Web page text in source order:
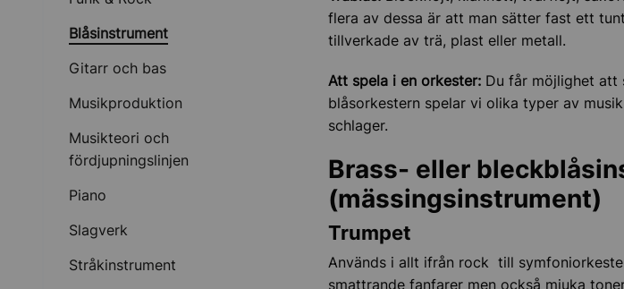
Blåsinstrument
Gitarr och bas
Musikproduktion
Musikteori och
fördjupningslinjen
Piano
Slagverk
Stråkinstrument
flera av dessa är att man sätter fast ett
tillverkade av trä, plast eller metall.
Att spela i en orkester: Du får möjlighet att
blåsorkestern spelar vi olika typer av
schlager.
Brass- eller
(mässingsinstrument)
Trumpet
Används i allt ifrån rock till
smattrande fanfarer men också mjuka